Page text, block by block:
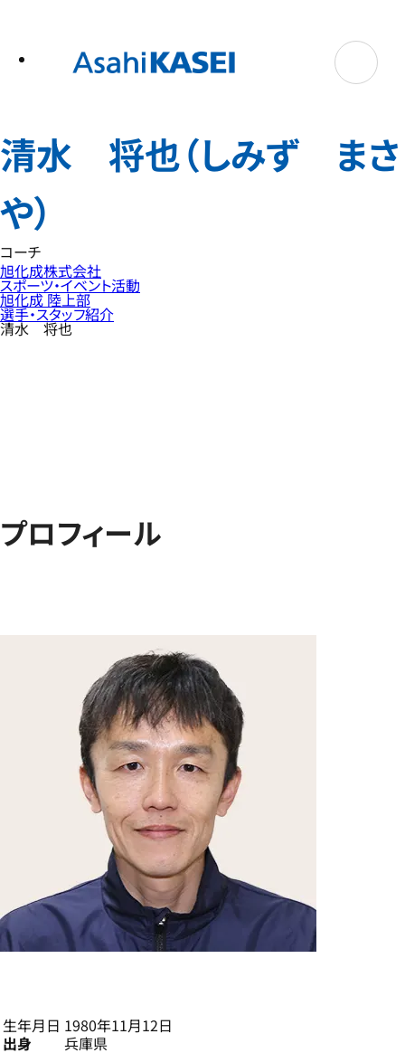
清水 将也（しみず まさ
や）
コーチ
旭化成株式会社
スポーツ・イベント活動
旭化成 陸上部
選手・スタッフ紹介
清水 将也
プロフィール
生年月日 1980年11月12日
出身
兵庫県